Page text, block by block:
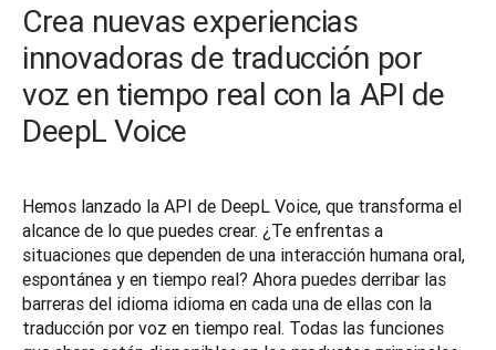
Crea nuevas experiencias
innovadoras de traducción por
voz en tiempo real con la API de
DeepL Voice
Hemos lanzado la API de DeepL Voice, que transforma el
alcance de lo que puedes crear. ¿Te enfrentas a
situaciones que dependen de una interacción humana oral,
espontánea y en tiempo real? Ahora puedes derribar las
barreras del idioma idioma en cada una de ellas con la
traducción por voz en tiempo real. Todas las funciones